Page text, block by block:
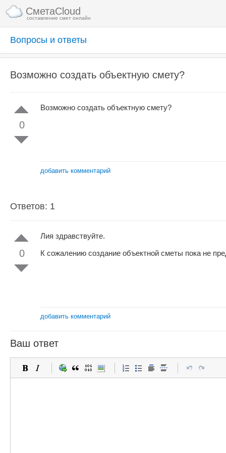
СметаCloud
составление смет онлайн
Вопросы и ответы
Возможно создать объектную смету?
0
Возможно создать объектную смету?
добавить комментарий
Ответов: 1
0
Лия здравствуйте.
К сожалению создание объектной сметы пока не
добавить комментарий
Ваш ответ